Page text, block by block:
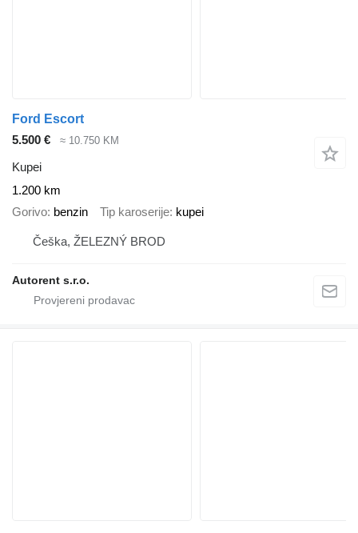
Ford Escort
5.500 €
≈ 10.750 KM
Kupei
1.200 km
Gorivo benzin Tip karoserije kupei
Češka, ŽELEZNÝ BROD
Autorent s.r.o.